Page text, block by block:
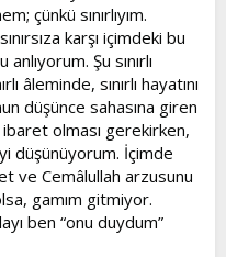
çünkü sınırlıyım.
karşı içimdeki bu
Şu sınırlı
âleminde, sınırlı hayatını
düşünce sahasına giren
olması gerekirken,
düşünüyorum. İçimde
ve Cemâlullah arzusunu
gamım gitmiyor.
ben “onu duydum”